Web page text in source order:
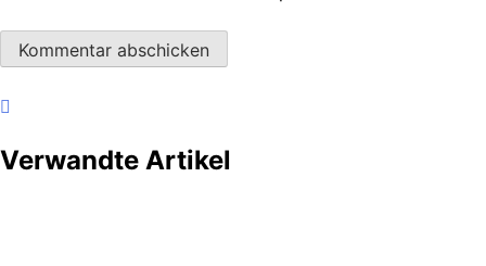
Verwandte Artikel